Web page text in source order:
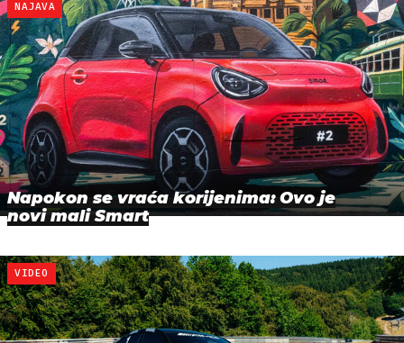
NAJAVA
Napokon se vraća korijenima: Ovo je
novi mali Smart
VIDEO